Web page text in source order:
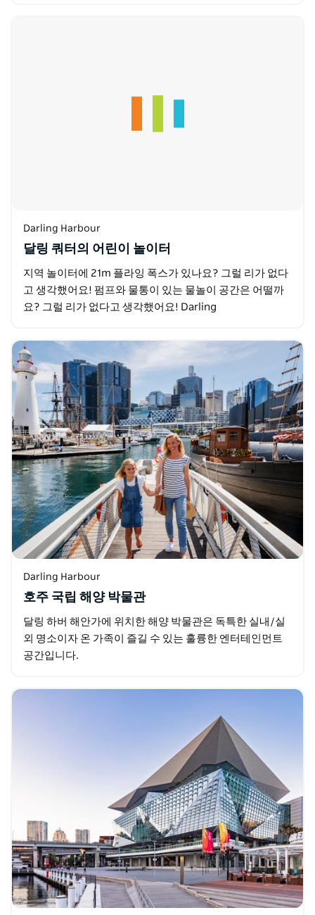
Darling Harbour
달링 쿼터의 어린이 놀이터
지역 놀이터에 21m 플라잉 폭스가 있나요? 그럴 리가 없다
고 생각했어요! 펌프와 물통이 있는 물놀이 공간은 어떨까
요? 그럴 리가 없다고 생각했어요! Darling
Darling Harbour
호주 국립 해양 박물관
달링 하버 해안가에 위치한 해양 박물관은 독특한 실내/실
외 명소이자 온 가족이 즐길 수 있는 훌륭한 엔터테인먼트
공간입니다.